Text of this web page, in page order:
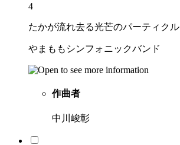
4
たかが流れ去る光芒のパーティクル
やまももシンフォニックバンド
作曲者
中川峻彰